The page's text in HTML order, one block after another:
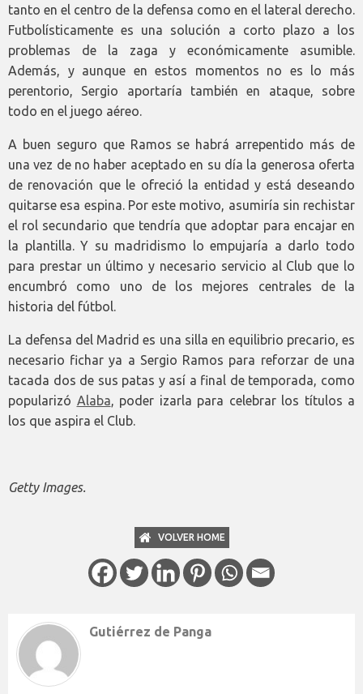
tanto en el centro de la defensa como en el lateral derecho.
Futbolísticamente es una solución a corto plazo a los
problemas de la zaga y económicamente asumible.
Además, y aunque en estos momentos no es lo más
perentorio, Sergio aportaría también en ataque, sobre
todo en el juego aéreo.
A buen seguro que Ramos se habrá arrepentido más de
una vez de no haber aceptado en su día la generosa oferta
de renovación que le ofreció la entidad y está deseando
quitarse esa espina. Por este motivo, asumiría sin rechistar
el rol secundario que tendría que adoptar para encajar en
la plantilla. Y su madridismo lo empujaría a darlo todo
para prestar un último y necesario servicio al Club que lo
encumbró como uno de los mejores centrales de la
historia del fútbol.
La defensa del Madrid es una silla en equilibrio precario, es
necesario fichar ya a Sergio Ramos para reforzar de una
tacada dos de sus patas y así a final de temporada, como
popularizó Alaba, poder izarla para celebrar los títulos a
los que aspira el Club.
Getty Images.
VOLVER HOME
Gutiérrez de Panga